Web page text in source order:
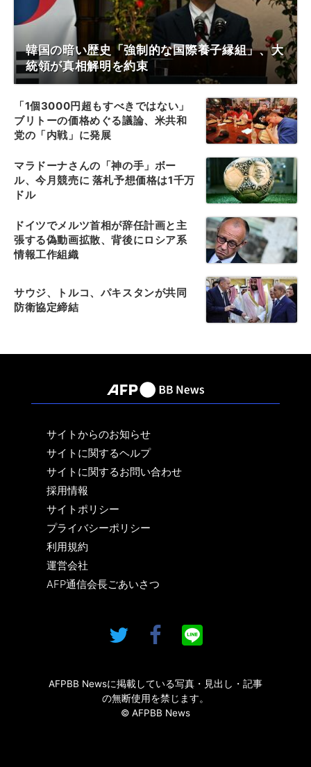
韓国の暗い歴史「強制的な国際養子縁組」、大
統領が真相解明を約束
「1個3000円超もすべきではない」
ブリトーの価格めぐる議論、米共和
党の「内戦」に発展
マラドーナさんの「神の手」ボー
ル、今月競売に 落札予想価格は1千万
ドル
ドイツでメルツ首相が辞任計画と主
張する偽動画拡散、背後にロシア系
情報工作組織
サウジ、トルコ、パキスタンが共同
防衛協定締結
サイトからのお知らせ
サイトに関するヘルプ
サイトに関するお問い合わせ
採用情報
サイトポリシー
プライバシーポリシー
利用規約
運営会社
AFP通信会長ごあいさつ
AFPBB Newsに掲載している写真・見出し・記事
の無断使用を禁じます。
© AFPBB News